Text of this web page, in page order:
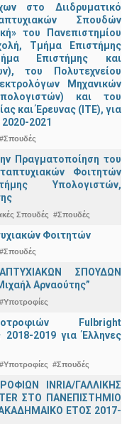
στο Διιδρυματικό
Σπουδών
του Πανεπιστημίου
Τμήμα Επιστήμης
Επιστήμης και
του Πολυτεχνείου
Μηχανικών
και του
και Έρευνας (ΙΤΕ), για
2021
#Σπουδές
Πραγματοποίηση του
Φοιτητών
Υπολογιστών,
Σπουδές #Σπουδές
Φοιτητών
#Σπουδές
ΣΠΟΥΔΩΝ
Αρναούτης”
#Υποτροφίες
Fulbright
2019 για Έλληνες
#Υποτροφίες #Σπουδές
INRIA/ΓΑΛΛΙΚΗΣ
ΣΤΟ ΠΑΝΕΠΙΣΤΗΜΙΟ
ΕΤΟΣ 2017-